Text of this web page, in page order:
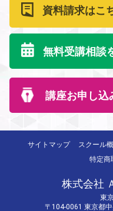
資料請求はこ
無料受講相談
講座お申し込
サイトマップ スクール
特定商
株式会社
東
〒104-0061 東京都